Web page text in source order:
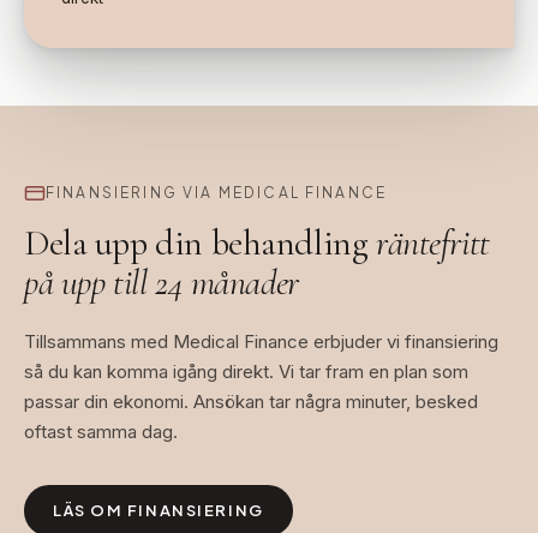
FINANSIERING VIA MEDICAL FINANCE
Dela upp din behandlingräntefritt
på upp till 24 månader
Tillsammans med Medical Finance erbjuder vi finansiering
så du kan komma igång direkt. Vi tar fram en plan som
passar din ekonomi. Ansökan tar några minuter, besked
oftast samma dag.
LÄS OM FINANSIERING